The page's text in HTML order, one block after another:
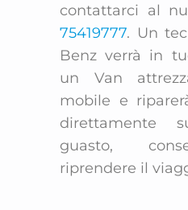
contattarci al
75419777. Un
Benz verrà in
un Van
mobile e
direttamente
guasto,
riprendere il